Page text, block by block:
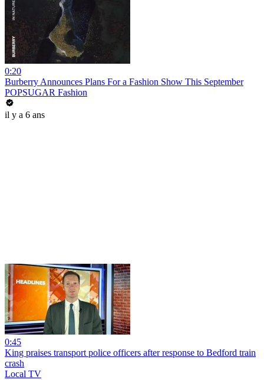
0:20
Burberry Announces Plans For a Fashion Show This September
POPSUGAR Fashion
il y a 6 ans
0:45
King praises transport police officers after response to Bedford train
crash
Local TV